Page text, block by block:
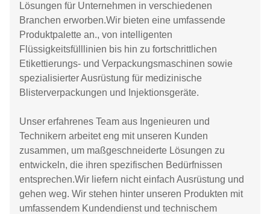
Lösungen für Unternehmen in verschiedenen
Branchen erworben.Wir bieten eine umfassende
Produktpalette an., von intelligenten
Flüssigkeitsfülllinien bis hin zu fortschrittlichen
Etikettierungs- und Verpackungsmaschinen sowie
spezialisierter Ausrüstung für medizinische
Blisterverpackungen und Injektionsgeräte.
Unser erfahrenes Team aus Ingenieuren und
Technikern arbeitet eng mit unseren Kunden
zusammen, um maßgeschneiderte Lösungen zu
entwickeln, die ihren spezifischen Bedürfnissen
entsprechen.Wir liefern nicht einfach Ausrüstung und
gehen weg. Wir stehen hinter unseren Produkten mit
umfassendem Kundendienst und technischem